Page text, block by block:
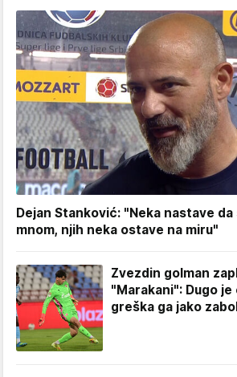
Dejan Stanković: "Neka nastave da
mnom, njih neka ostave na miru"
Zvezdin golman
"Marakani": Dugo je
greška ga jako